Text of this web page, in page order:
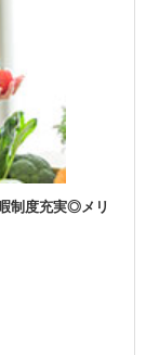
制度充実◎メリ